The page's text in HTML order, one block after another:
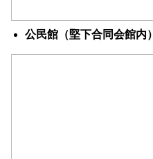
公民館（堅下合同会館内）